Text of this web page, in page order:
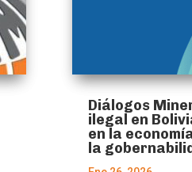
Diálogos
ilegal en
en la
la